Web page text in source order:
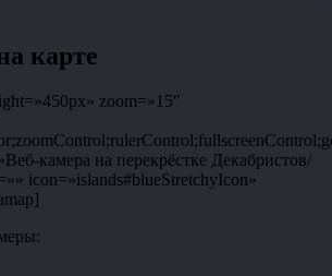
карте
zoom=»15″
камера на перекрёстке Декабристов/
icon=»islands#blueStretchyIcon»